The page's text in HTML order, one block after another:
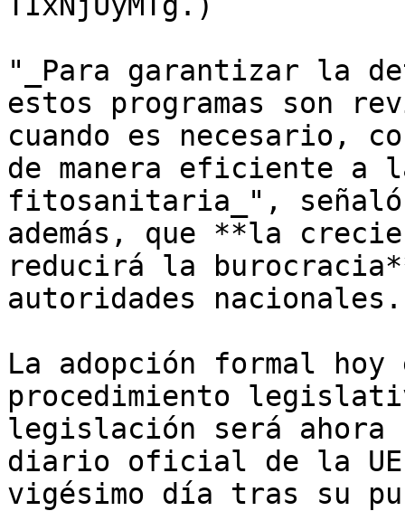
"_Para garantizar la
estos programas son
cuando es necesario,
de manera eficiente a
fitosanitaria_", señaló
además, que **la
reducirá la
autoridades nacionales.
La adopción formal
procedimiento
legislación será ahora
diario oficial de la
vigésimo día tras su